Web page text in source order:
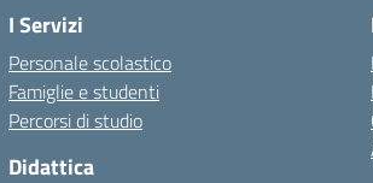
I Servizi
Personale scolastico
Famiglie e studenti
Percorsi di studio
Didattica